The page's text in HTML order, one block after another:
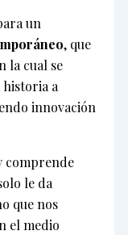
un
, que
la cual se
a
innovación
comprende
le da
que nos
el medio